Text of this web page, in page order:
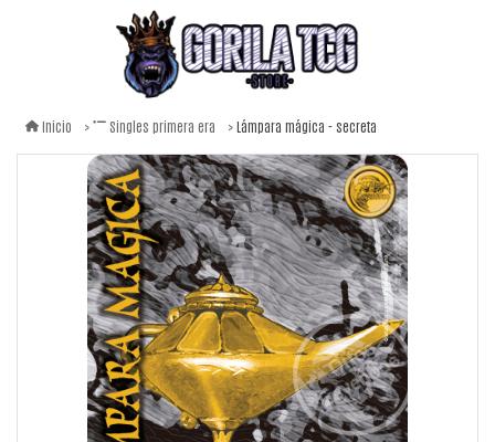
Inicio Singles primera era Lámpara mágica - secreta